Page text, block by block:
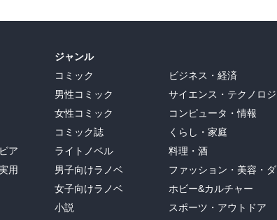
ア
用
ジャンル
コミック
男性コミック
女性コミック
コミック誌
ライトノベル
男子向けラノベ
女子向けラノベ
小説
ビジネス・経済
サイエンス・テクノロ
コンピュータ・情報
くらし・家庭
料理・酒
ファッション・美容・
ホビー&カルチャー
スポーツ・アウトドア